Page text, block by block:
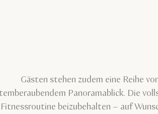
Gästen stehen zudem eine Reihe
Panoramablick. Die
Fitnessroutine beizubehalten – auf